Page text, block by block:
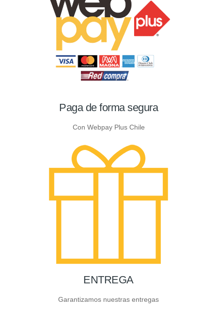
Paga de forma segura
Con Webpay Plus Chile
ENTREGA
Garantizamos nuestras entregas